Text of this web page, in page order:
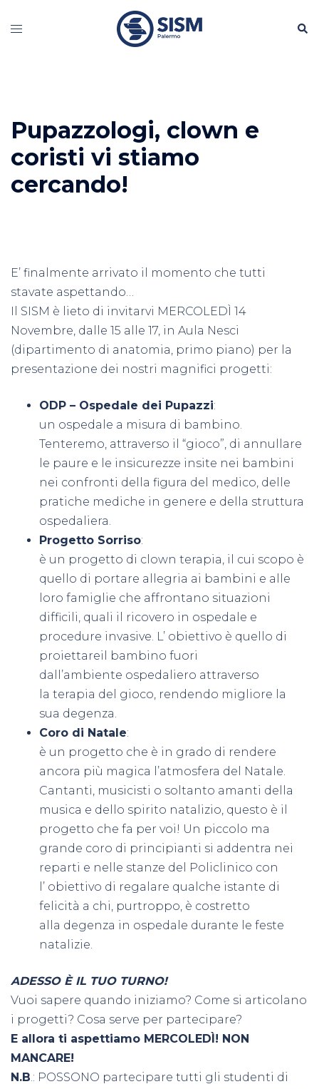
Mostra/Nascondi
Pupazzologi, clown e
coristi vi stiamo
cercando!
E’ finalmente arrivato il momento che tutti
stavate aspettando…
Il SISM è lieto di invitarvi MERCOLEDÌ 14
Novembre, dalle 15 alle 17, in Aula Nesci
(dipartimento di anatomia, primo piano) per la
presentazione dei nostri magnifici progetti:
ODP – Ospedale dei Pupazzi:
un ospedale a misura di bambino.
Tenteremo, attraverso il “gioco”, di annullare
le paure e le insicurezze insite nei bambini
nei confronti della figura del medico, delle
pratiche mediche in genere e della struttura
ospedaliera.
Progetto Sorriso:
è un progetto di clown terapia, il cui scopo è
quello di portare allegria ai bambini e alle
loro famiglie che affrontano situazioni
difficili, quali il ricovero in ospedale e
procedure invasive. L’ obiettivo è quello di
proiettareil bambino fuori
dall’ambiente ospedaliero attraverso
la terapia del gioco, rendendo migliore la
sua degenza.
Coro di Natale:
è un progetto che è in grado di rendere
ancora più magica l’atmosfera del Natale.
Cantanti, musicisti o soltanto amanti della
musica e dello spirito natalizio, questo è il
progetto che fa per voi! Un piccolo ma
grande coro di principianti si addentra nei
reparti e nelle stanze del Policlinico con
l’ obiettivo di regalare qualche istante di
felicità a chi, purtroppo, è costretto
alla degenza in ospedale durante le feste
natalizie.
ADESSO È IL TUO TURNO!
Vuoi sapere quando iniziamo? Come si articolano
i progetti? Cosa serve per partecipare?
E allora ti aspettiamo MERCOLEDÌ! NON
MANCARE!
N.B.: POSSONO partecipare tutti gli studenti di